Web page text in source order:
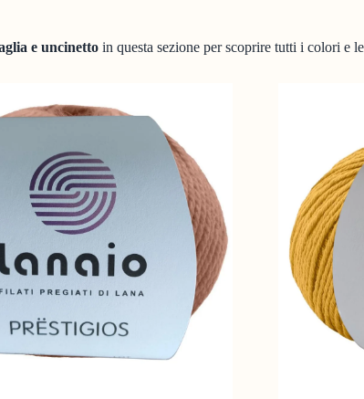
e uncinetto in questa sezione per scoprire tutti i colori e